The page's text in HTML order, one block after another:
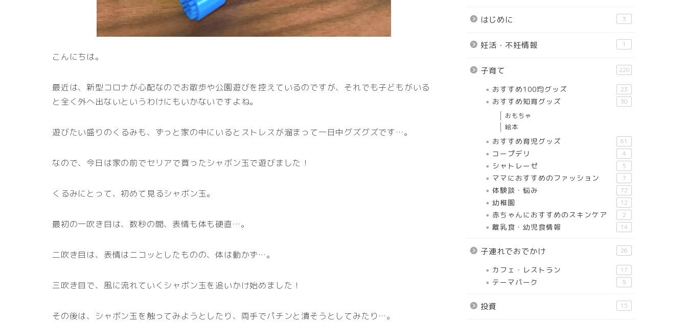
こんにちは。
最近は、新型コロナが心配なのでお散歩や公園遊びを控えているのですが、それでも子どもがいる
と全く外へ出ないというわけにもいかないですよね。
遊びたい盛りのくるみも、ずっと家の中にいるとストレスが溜まって一日中グズグズです…。
なので、今日は家の前でセリアで買ったシャボン玉で遊びました！
くるみにとって、初めて見るシャボン玉。
最初の一吹き目は、数秒の間、表情も体も硬直…。
二吹き目は、表情はニコッとしたものの、体は動かず…。
三吹き目で、風に流れていくシャボン玉を追いかけ始めました！
その後は、シャボン玉を触ってみようとしたり、両手でパチンと潰そうとしてみたり…。
はじめに 3
妊活・不妊情報 1
子育て 220
おすすめ100均グッズ 23
おすすめ知育グッズ 30
おもちゃ
絵本
おすすめ育児グッズ 61
コープデリ 4
シャトレーゼ 5
ママにおすすめのファッション 7
体験談・悩み 72
幼稚園 12
赤ちゃんにおすすめのスキンケア 2
離乳食・幼児食情報 14
子連れでおでかけ 26
カフェ・レストラン 17
テーマパーク 9
投資 15